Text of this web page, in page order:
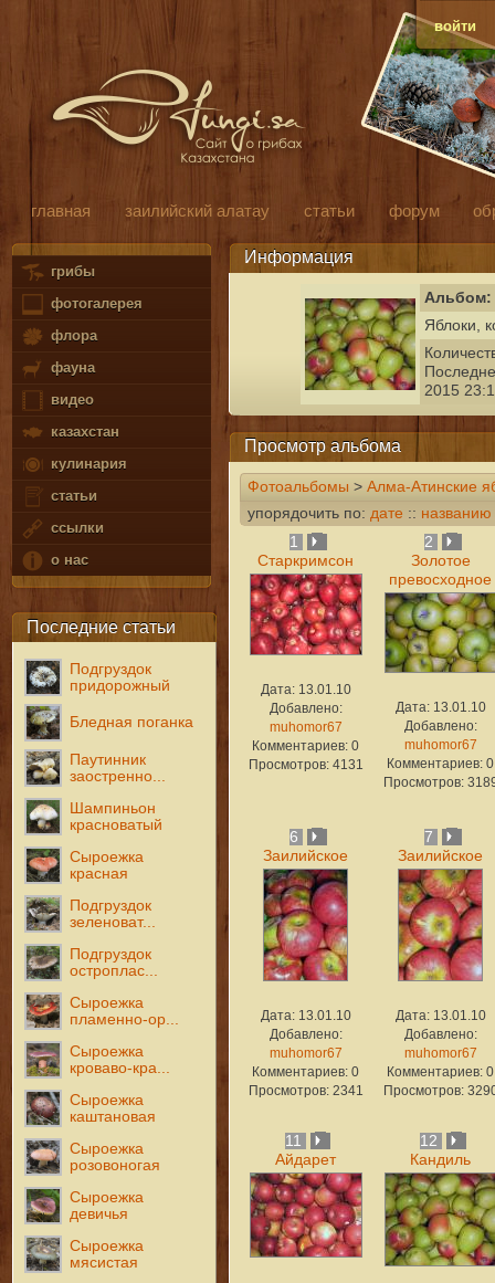
войти
главная заилийский алатау статьи форум
грибы
фотогалерея
флора
фауна
видео
казахстан
кулинария
статьи
ссылки
о нас
Последние статьи
Подгруздок
придорожный
Бледная поганка
Паутинник
заостренно...
Шампиньон
красноватый
Сыроежка
красная
Подгруздок
зеленоват...
Подгруздок
остроплас...
Сыроежка
пламенно-ор...
Сыроежка
кроваво-кра...
Сыроежка
каштановая
Сыроежка
розовоногая
Сыроежка
девичья
Сыроежка
мясистая
Информация
Альбом:
Яблоки,
2015
Просмотр альбома
Фотоальбомы > Алма-Атинские
упорядочить по: дате :: названию
1
Старкримсон
Дата: 13.01.10
Добавлено:
muhomor67
Комментариев: 0
Просмотров: 4131
2
Золотое
превосходное
Дата: 13.01.10
Добавлено:
muhomor67
Комментариев: 0
Просмотров:
6
Заилийское
Дата: 13.01.10
Добавлено:
muhomor67
Комментариев: 0
Просмотров: 2341
7
Заилийское
Дата: 13.01.10
Добавлено:
muhomor67
Комментариев: 0
Просмотров:
11
Айдарет
12
Кандиль